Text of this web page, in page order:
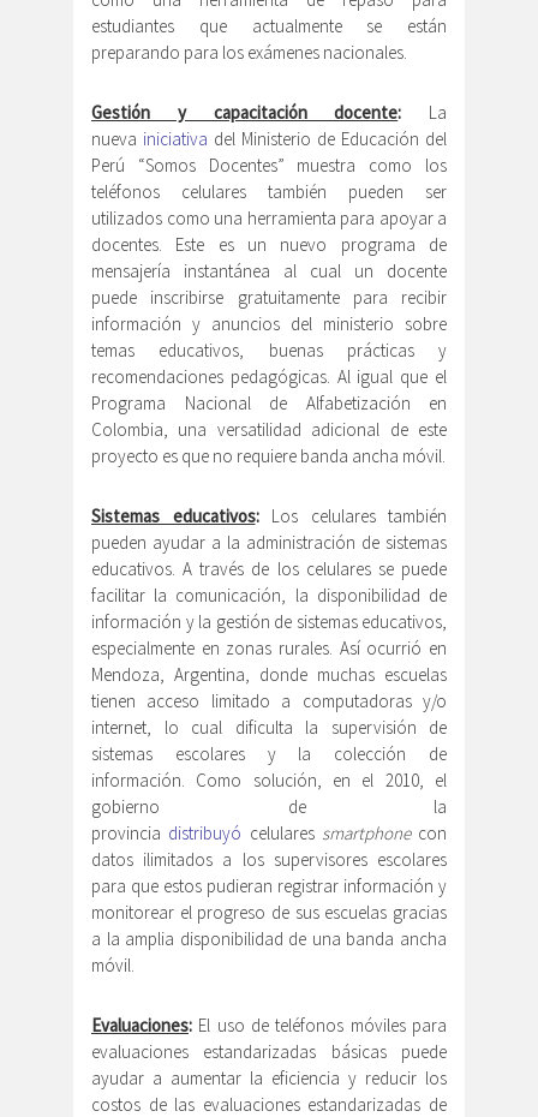
estudiantes que actualmente se están
preparando para los exámenes nacionales.
Gestión y capacitación docente: La
nueva iniciativa del Ministerio de Educación del
Perú “Somos Docentes” muestra como los
teléfonos celulares también pueden ser
utilizados como una herramienta para apoyar a
docentes. Este es un nuevo programa de
mensajería instantánea al cual un docente
puede inscribirse gratuitamente para recibir
información y anuncios del ministerio sobre
temas educativos, buenas prácticas y
recomendaciones pedagógicas. Al igual que el
Programa Nacional de Alfabetización en
Colombia, una versatilidad adicional de este
proyecto es que no requiere banda ancha móvil.
Sistemas educativos:Los celulares también
pueden ayudar a la administración de sistemas
educativos. A través de los celulares se puede
facilitar la comunicación, la disponibilidad de
información y la gestión de sistemas educativos,
especialmente en zonas rurales. Así ocurrió en
Mendoza, Argentina, donde muchas escuelas
tienen acceso limitado a computadoras y/o
internet, lo cual dificulta la supervisión de
sistemas escolares y la colección de
información. Como solución, en el 2010, el
gobierno de la
provincia distribuyó celulares smartphonecon
datos ilimitados a los supervisores escolares
para que estos pudieran registrar información y
monitorear el progreso de sus escuelas gracias
a la amplia disponibilidad de una banda ancha
móvil.
Evaluaciones: El uso de teléfonos móviles para
evaluaciones estandarizadas básicas puede
ayudar a aumentar la eficiencia y reducir los
costos de las evaluaciones estandarizadas de